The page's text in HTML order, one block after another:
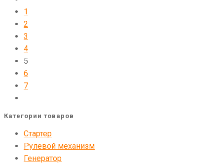
1
2
3
4
5
6
7
Категории товаров
Стартер
Рулевой механизм
Генератор